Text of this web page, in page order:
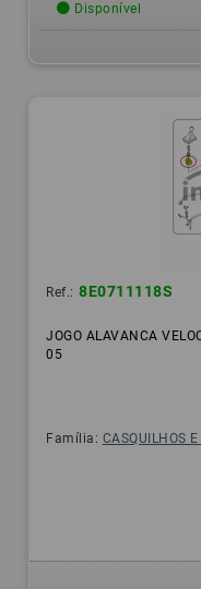
Disponível
Ref.: 8E0711118S
JOGO ALAVANCA
05
Família: CASQUILHOS